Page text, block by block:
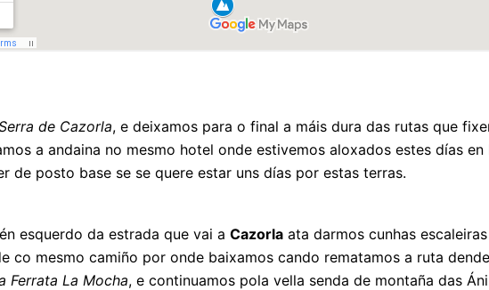
de Cazorla, e deixamos para o final a máis dura das rutas que
a andaina no mesmo hotel onde estivemos aloxados estes días en
de posto base se se quere estar uns días por estas terras.
esquerdo da estrada que vai a Cazorla ata darmos cunhas
co mesmo camiño por onde baixamos cando rematamos a ruta
Ferrata La Mocha, e continuamos pola vella senda de montaña das